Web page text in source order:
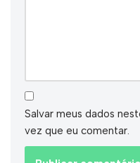
Salvar meus dados
vez que eu comentar.